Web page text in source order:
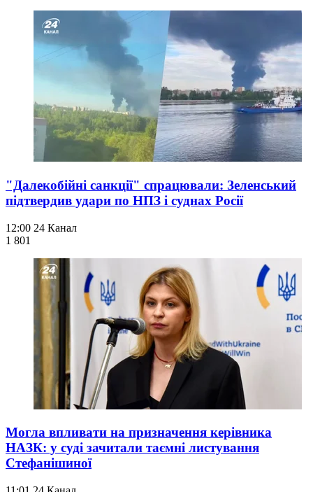
"Далекобійні санкції" спрацювали: Зеленський
підтвердив удари по НПЗ і суднах Росії
12:00 24 Канал
1 801
Могла впливати на призначення керівника
НАЗК: у суді зачитали таємні листування
Стефанішиної